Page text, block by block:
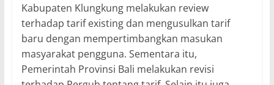
Kabupaten Klungkung melakukan review
terhadap tarif existing dan mengusulkan tarif
baru dengan mempertimbangkan masukan
masyarakat pengguna. Sementara itu,
Pemerintah Provinsi Bali melakukan revisi